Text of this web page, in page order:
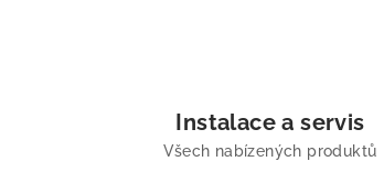
Instalace a servis
Všech nabízených produktů